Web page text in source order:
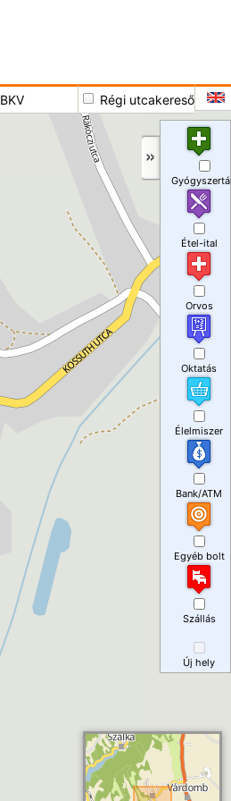
BKV Régi utcakereső
Étel-ital
Orvos
Oktatás
Élelmiszer
Bank/ATM
Egyéb bolt
Szállás
Új hely